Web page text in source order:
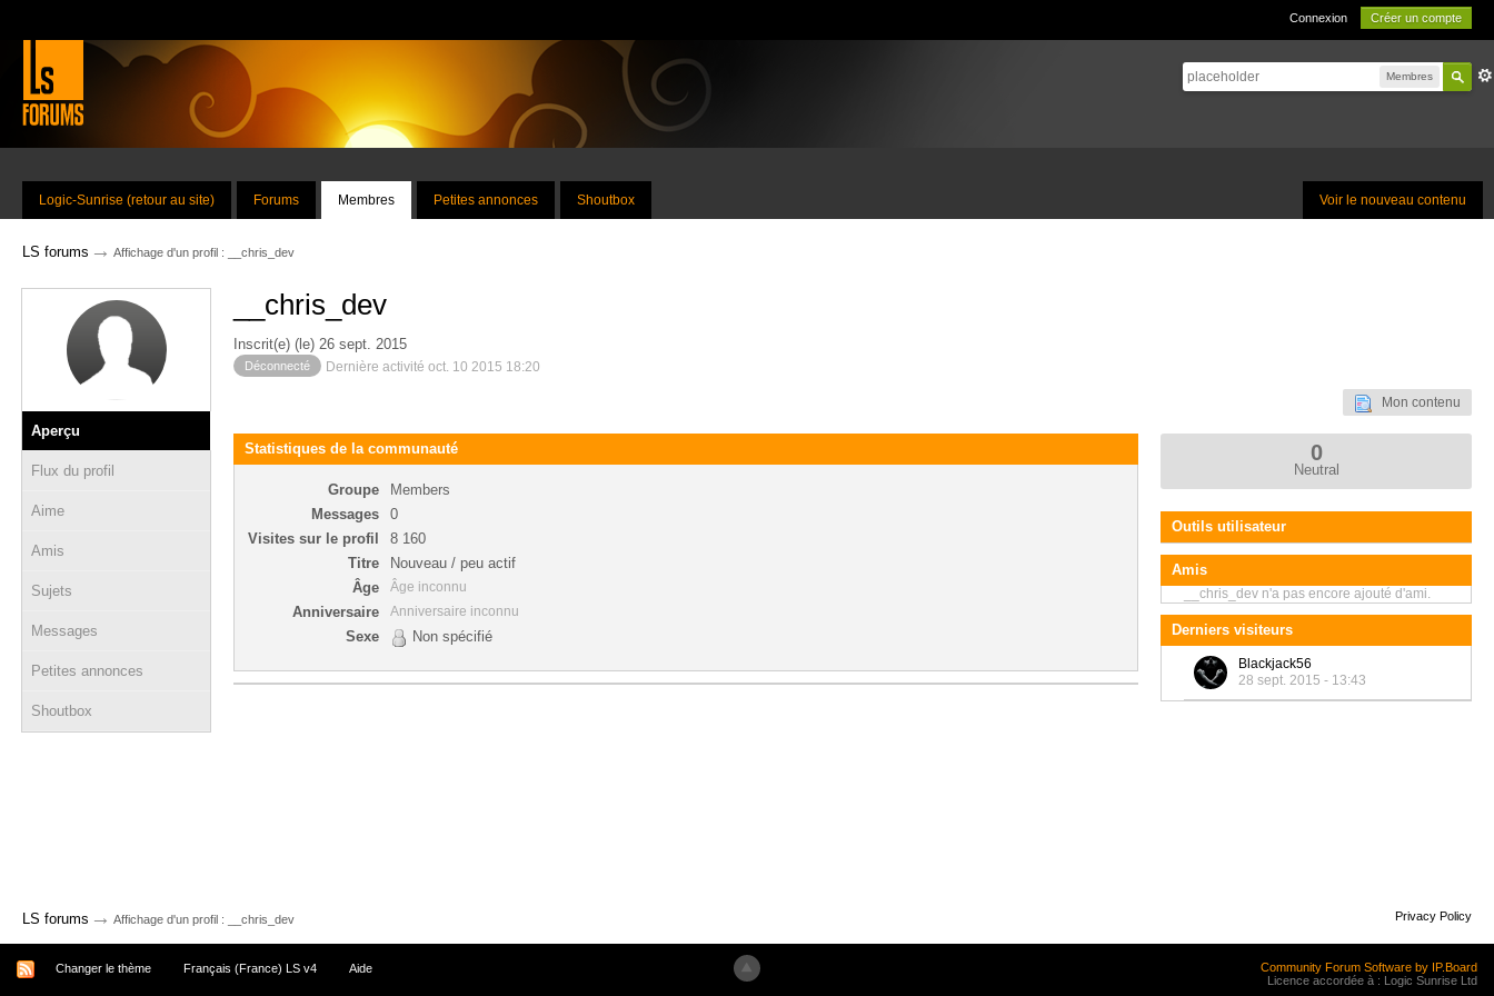
Connexion Créer un compte
Membres
Voir le nouveau contenu
Logic-Sunrise (retour au site) Forums Membres Petites annonces Shoutbox
LS forums → Affichage d'un profil : __chris_dev
Aperçu
Flux du profil
Aime
Amis
Sujets
Messages
Petites annonces
Shoutbox
__chris_dev
Inscrit(e) (le) 26 sept. 2015
Déconnecté Dernière activité oct. 10 2015 18:20
Mon contenu
Statistiques de la communauté
Groupe
Members
Messages
0
Visites sur le profil
8 160
Titre
Nouveau / peu actif
Âge
Âge inconnu
Anniversaire Anniversaire inconnu
Sexe Non spécifié
0
Neutral
Outils utilisateur
Amis
__chris_dev n'a pas encore ajouté d'ami.
Derniers visiteurs
Blackjack56
28 sept. 2015 - 13:43
LS forums → Affichage d'un profil : __chris_dev Privacy Policy
Changer le thème Français (France) LS v4 Aide
Community Forum Software by IP.Board
Licence accordée à : Logic Sunrise Ltd